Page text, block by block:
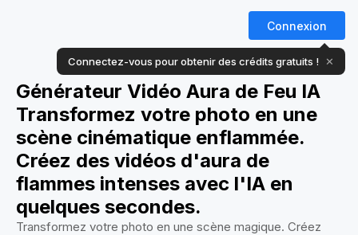
Connexion
Connectez-vous pour obtenir des crédits gratuits ! ✕
Générateur Vidéo Aura de Feu IA
Transformez votre photo en une
scène cinématique enflammée.
Créez des vidéos d'aura de
flammes intenses avec l'IA en
quelques secondes.
Transformez votre photo en une scène magique. Créez